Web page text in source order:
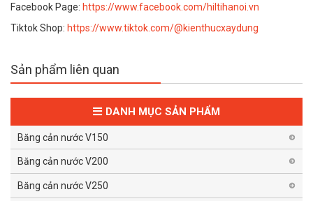
Facebook Page: https://www.facebook.com/hiltihanoi.vn
Tiktok Shop: https://www.tiktok.com/@kienthucxaydung
Sản phẩm liên quan
DANH MỤC SẢN PHẨM
Băng cản nước V150
Băng cản nước V200
Băng cản nước V250